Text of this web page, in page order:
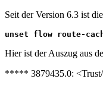
Seit der Version 6.3 ist
Hier ist der Auszug aus
***** 3879435.0: